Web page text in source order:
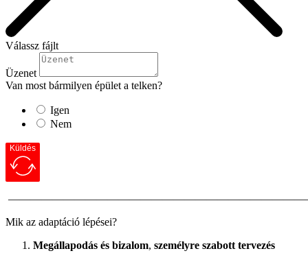
Válassz fájlt
Üzenet
Van most bármilyen épület a telken?
Igen
Nem
Küldés
Mik az adaptáció lépései?
Megállapodás és bizalom, személyre szabott tervezés